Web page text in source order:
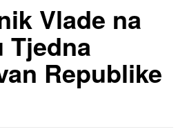
Vlade na
Tjedna
Republike